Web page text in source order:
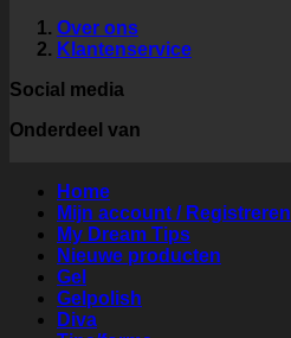
Over ons
Klantenservice
Social media
Onderdeel van
Home
Mijn account / Registreren
My Dream Tips
Nieuwe producten
Gel
Gelpolish
Diva